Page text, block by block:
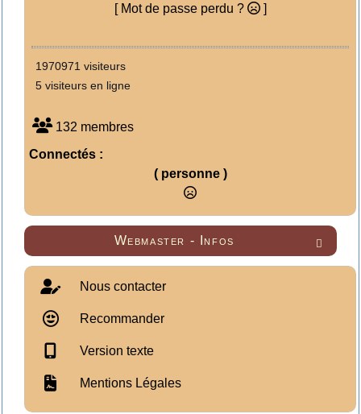
[ Mot de passe perdu ? ]
1970971 visiteurs
5 visiteurs en ligne
132 membres
Connectés :
( personne )

Webmaster - Infos
Nous contacter
Recommander
Version texte
Mentions Légales